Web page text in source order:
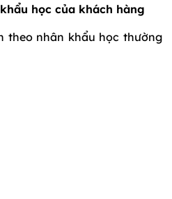
học của khách hàng
theo nhân khẩu học thường